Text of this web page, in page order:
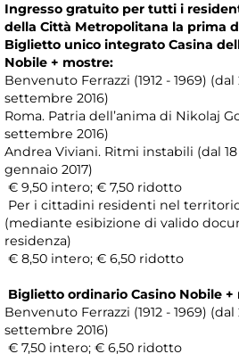
Ingresso gratuito per tutti i
della Città Metropolitana la prima
Biglietto unico integrato Casina
Nobile + mostre:
Benvenuto Ferrazzi (1912 - 1969)
settembre 2016)
Roma. Patria dell’anima di Nikolaj
settembre 2016)
Andrea Viviani. Ritmi instabili (dal
gennaio 2017)
€ 9,50 intero; € 7,50 ridotto
Per i cittadini residenti nel
(mediante esibizione di valido
residenza)
€ 8,50 intero; € 6,50 ridotto
Biglietto ordinario Casino Nobile +
Benvenuto Ferrazzi (1912 - 1969)
settembre 2016)
€ 7,50 intero; € 6,50 ridotto